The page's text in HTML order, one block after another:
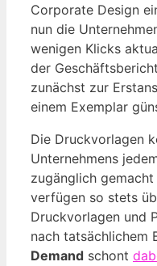
Corporate Design
nun die
wenigen Klicks
der
zunächst zur
einem Exemplar
Die Druckvorlagen
Unternehmens
zugänglich
verfügen so stets
Druckvorlagen und
nach tatsächlichem
Demand schont